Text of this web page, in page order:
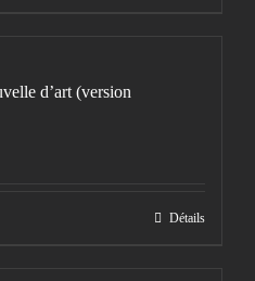
d’art (version
Détails